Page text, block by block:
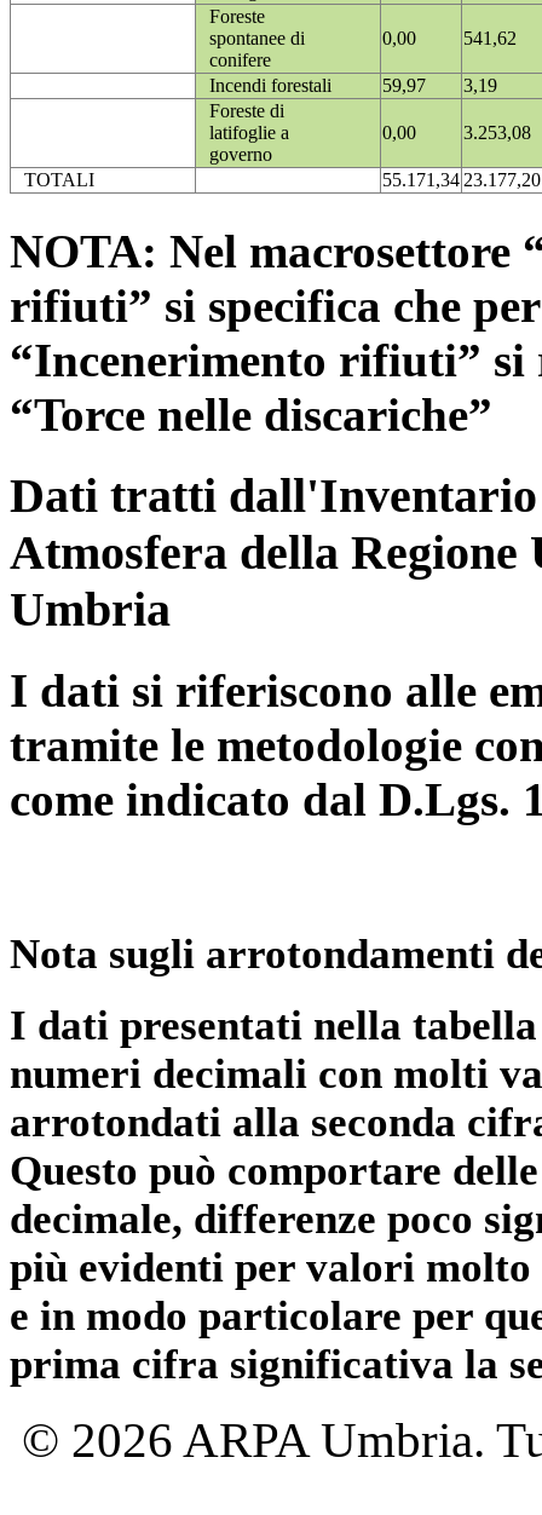
Foreste
spontanee di
conifere
0,00 541,62
Incendi forestali 59,97
3,19
Foreste di
latifoglie a
governo
0,00 3.253,08
TOTALI 55.171,3423.177,20
NOTA: Nel macrosettore
rifiuti” si specifica che
“Incenerimento rifiuti”
“Torce nelle discariche”
Dati tratti dall'Inventario
Atmosfera della
Umbria
I dati si riferiscono alle
tramite le metodologie
come indicato dal D.Lgs.
Nota sugli arrotondamenti
I dati presentati nella
numeri decimali con molti
arrotondati alla seconda
Questo può comportare
decimale, differenze poco
più evidenti per valori
e in modo particolare per
prima cifra significativa la
© 2026 ARPA Umbria.